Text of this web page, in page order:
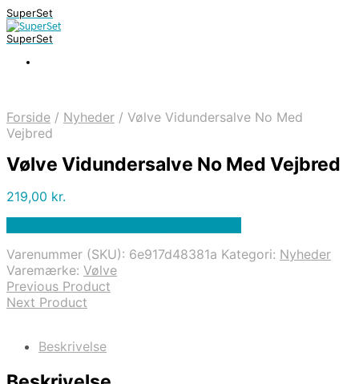
SuperSet
SuperSet
Forside / Nyheder / Vølve Vidundersalve No Med
Vejbred
Vølve Vidundersalve No Med Vejbred
219,00 kr.
Varenummer (SKU): 6e917d48381a Kategori: Nyheder
Varemærke: Vølve
Previous Product
Next Product
Beskrivelse